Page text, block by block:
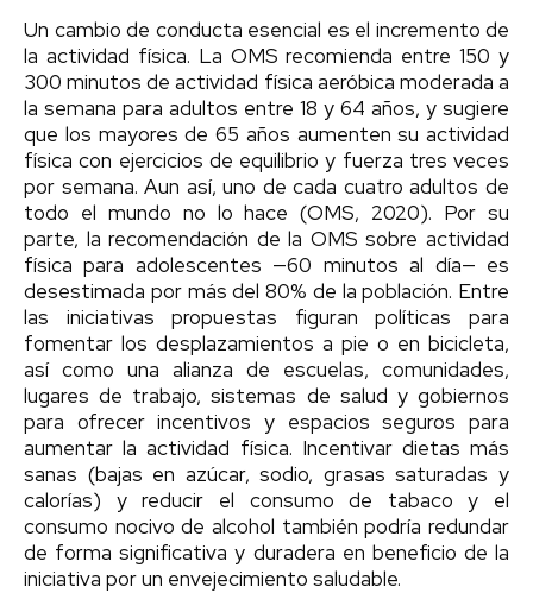
Un cambio de conducta esencial es el incremento de
la actividad física. La OMS recomienda entre 150 y
300 minutos de actividad física aeróbica moderada a
la semana para adultos entre 18 y 64 años, y sugiere
que los mayores de 65 años aumenten su actividad
física con ejercicios de equilibrio y fuerza tres veces
por semana. Aun así, uno de cada cuatro adultos de
todo el mundo no lo hace (OMS, 2020). Por su
parte, la recomendación de la OMS sobre actividad
física para adolescentes —60 minutos al día— es
desestimada por más del 80% de la población. Entre
las iniciativas propuestas figuran políticas para
fomentar los desplazamientos a pie o en bicicleta,
así como una alianza de escuelas, comunidades,
lugares de trabajo, sistemas de salud y gobiernos
para ofrecer incentivos y espacios seguros para
aumentar la actividad física. Incentivar dietas más
sanas (bajas en azúcar, sodio, grasas saturadas y
calorías) y reducir el consumo de tabaco y el
consumo nocivo de alcohol también podría redundar
de forma significativa y duradera en beneficio de la
iniciativa por un envejecimiento saludable.